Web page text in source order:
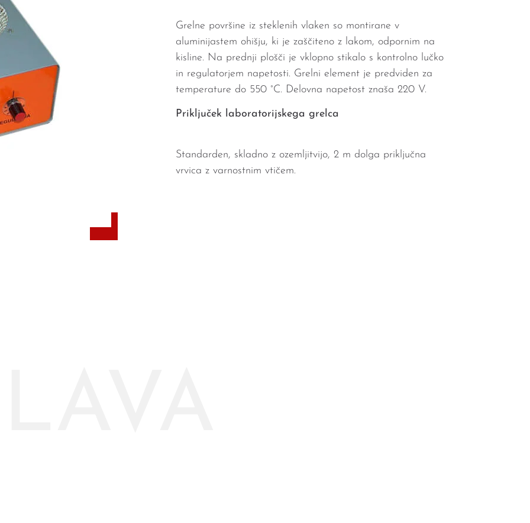
Grelne površine iz steklenih vlaken so montirane v
aluminijastem ohišju, ki je zaščiteno z lakom, odpornim na
kisline. Na prednji plošči je vklopno stikalo s kontrolno lučko
in regulatorjem napetosti. Grelni element je predviden za
temperature do 550 °C. Delovna napetost znaša 220 V.
Priključek laboratorijskega grelca
Standarden, skladno z ozemljitvijo, 2 m dolga priključna
vrvica z varnostnim vtičem.